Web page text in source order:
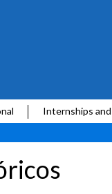
Internships